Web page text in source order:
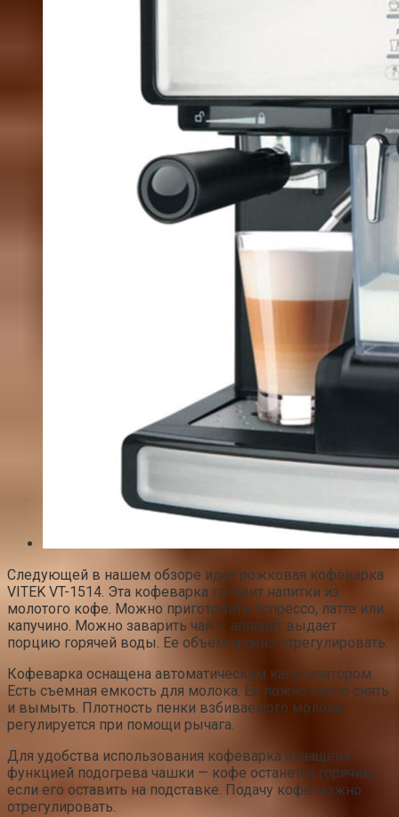
Следующей в нашем обзоре идет рожковая кофеварка
VITEK VT-1514. Эта кофеварка готовит напитки из
молотого кофе. Можно приготовить эспрессо, латте или
капучино. Можно заварить чай — аппарат выдает
порцию горячей воды. Ее объем можно отрегулировать.
Кофеварка оснащена автоматическим капучинатором.
Есть съемная емкость для молока. Ее пожно легко снять
и вымыть. Плотность пенки взбиваемого молока
регулируется при помощи рычага.
Для удобства использования кофеварка оснащена
функцией подогрева чашки — кофе останется горячим,
если его оставить на подставке. Подачу кофе можно
отрегулировать.